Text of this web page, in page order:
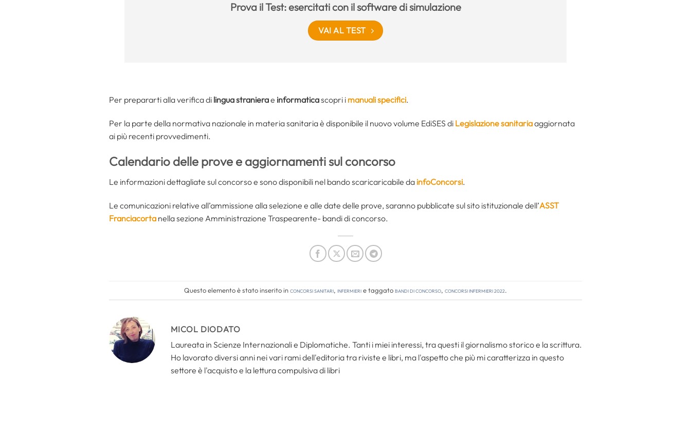
Prova il Test: esercitati con il software di simulazione
VAI AL TEST
Per prepararti alla verifica di lingua stranierae informaticascopri i manuali specifici.
Per la parte della normativa nazionale in materia sanitaria è disponibile il nuovo volume EdiSES di Legislazione sanitariaaggiornata
ai più recenti provvedimenti.
Calendario delle prove e aggiornamenti sul concorso
Le informazioni dettagliate sul concorso e sono disponibili nel bando scaricaricabile da infoConcorsi.
Le comunicazioni relative all’ammissione alla selezione e alle date delle prove, saranno pubblicate sul sito istituzionale dell’ASST
Franciacorta nella sezione Amministrazione Traspearente- bandi di concorso.
Questo elemento è stato inserito inConcorsi Sanitari, Infermierie taggatobandi di concorso, concorsi infermieri 2022.
MICOL DIODATO
Laureata in Scienze Internazionali e Diplomatiche. Tanti i miei interessi, tra questi il giornalismo storico e la scrittura.
Ho lavorato diversi anni nei vari rami dell'editoria tra riviste e libri, ma l'aspetto che più mi caratterizza in questo
settore è l'acquisto e la lettura compulsiva di libri